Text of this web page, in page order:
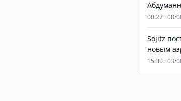
00:22 · 08/
Sojitz
новым
15:30 · 03/